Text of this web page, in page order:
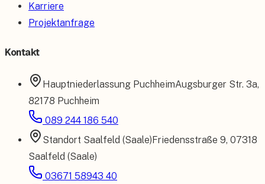
Karriere
Projektanfrage
Kontakt
Hauptniederlassung PuchheimAugsburger Str. 3a,
82178 Puchheim
089 244 186 540
Standort Saalfeld (Saale)Friedensstraße 9, 07318
Saalfeld (Saale)
03671 58943 40